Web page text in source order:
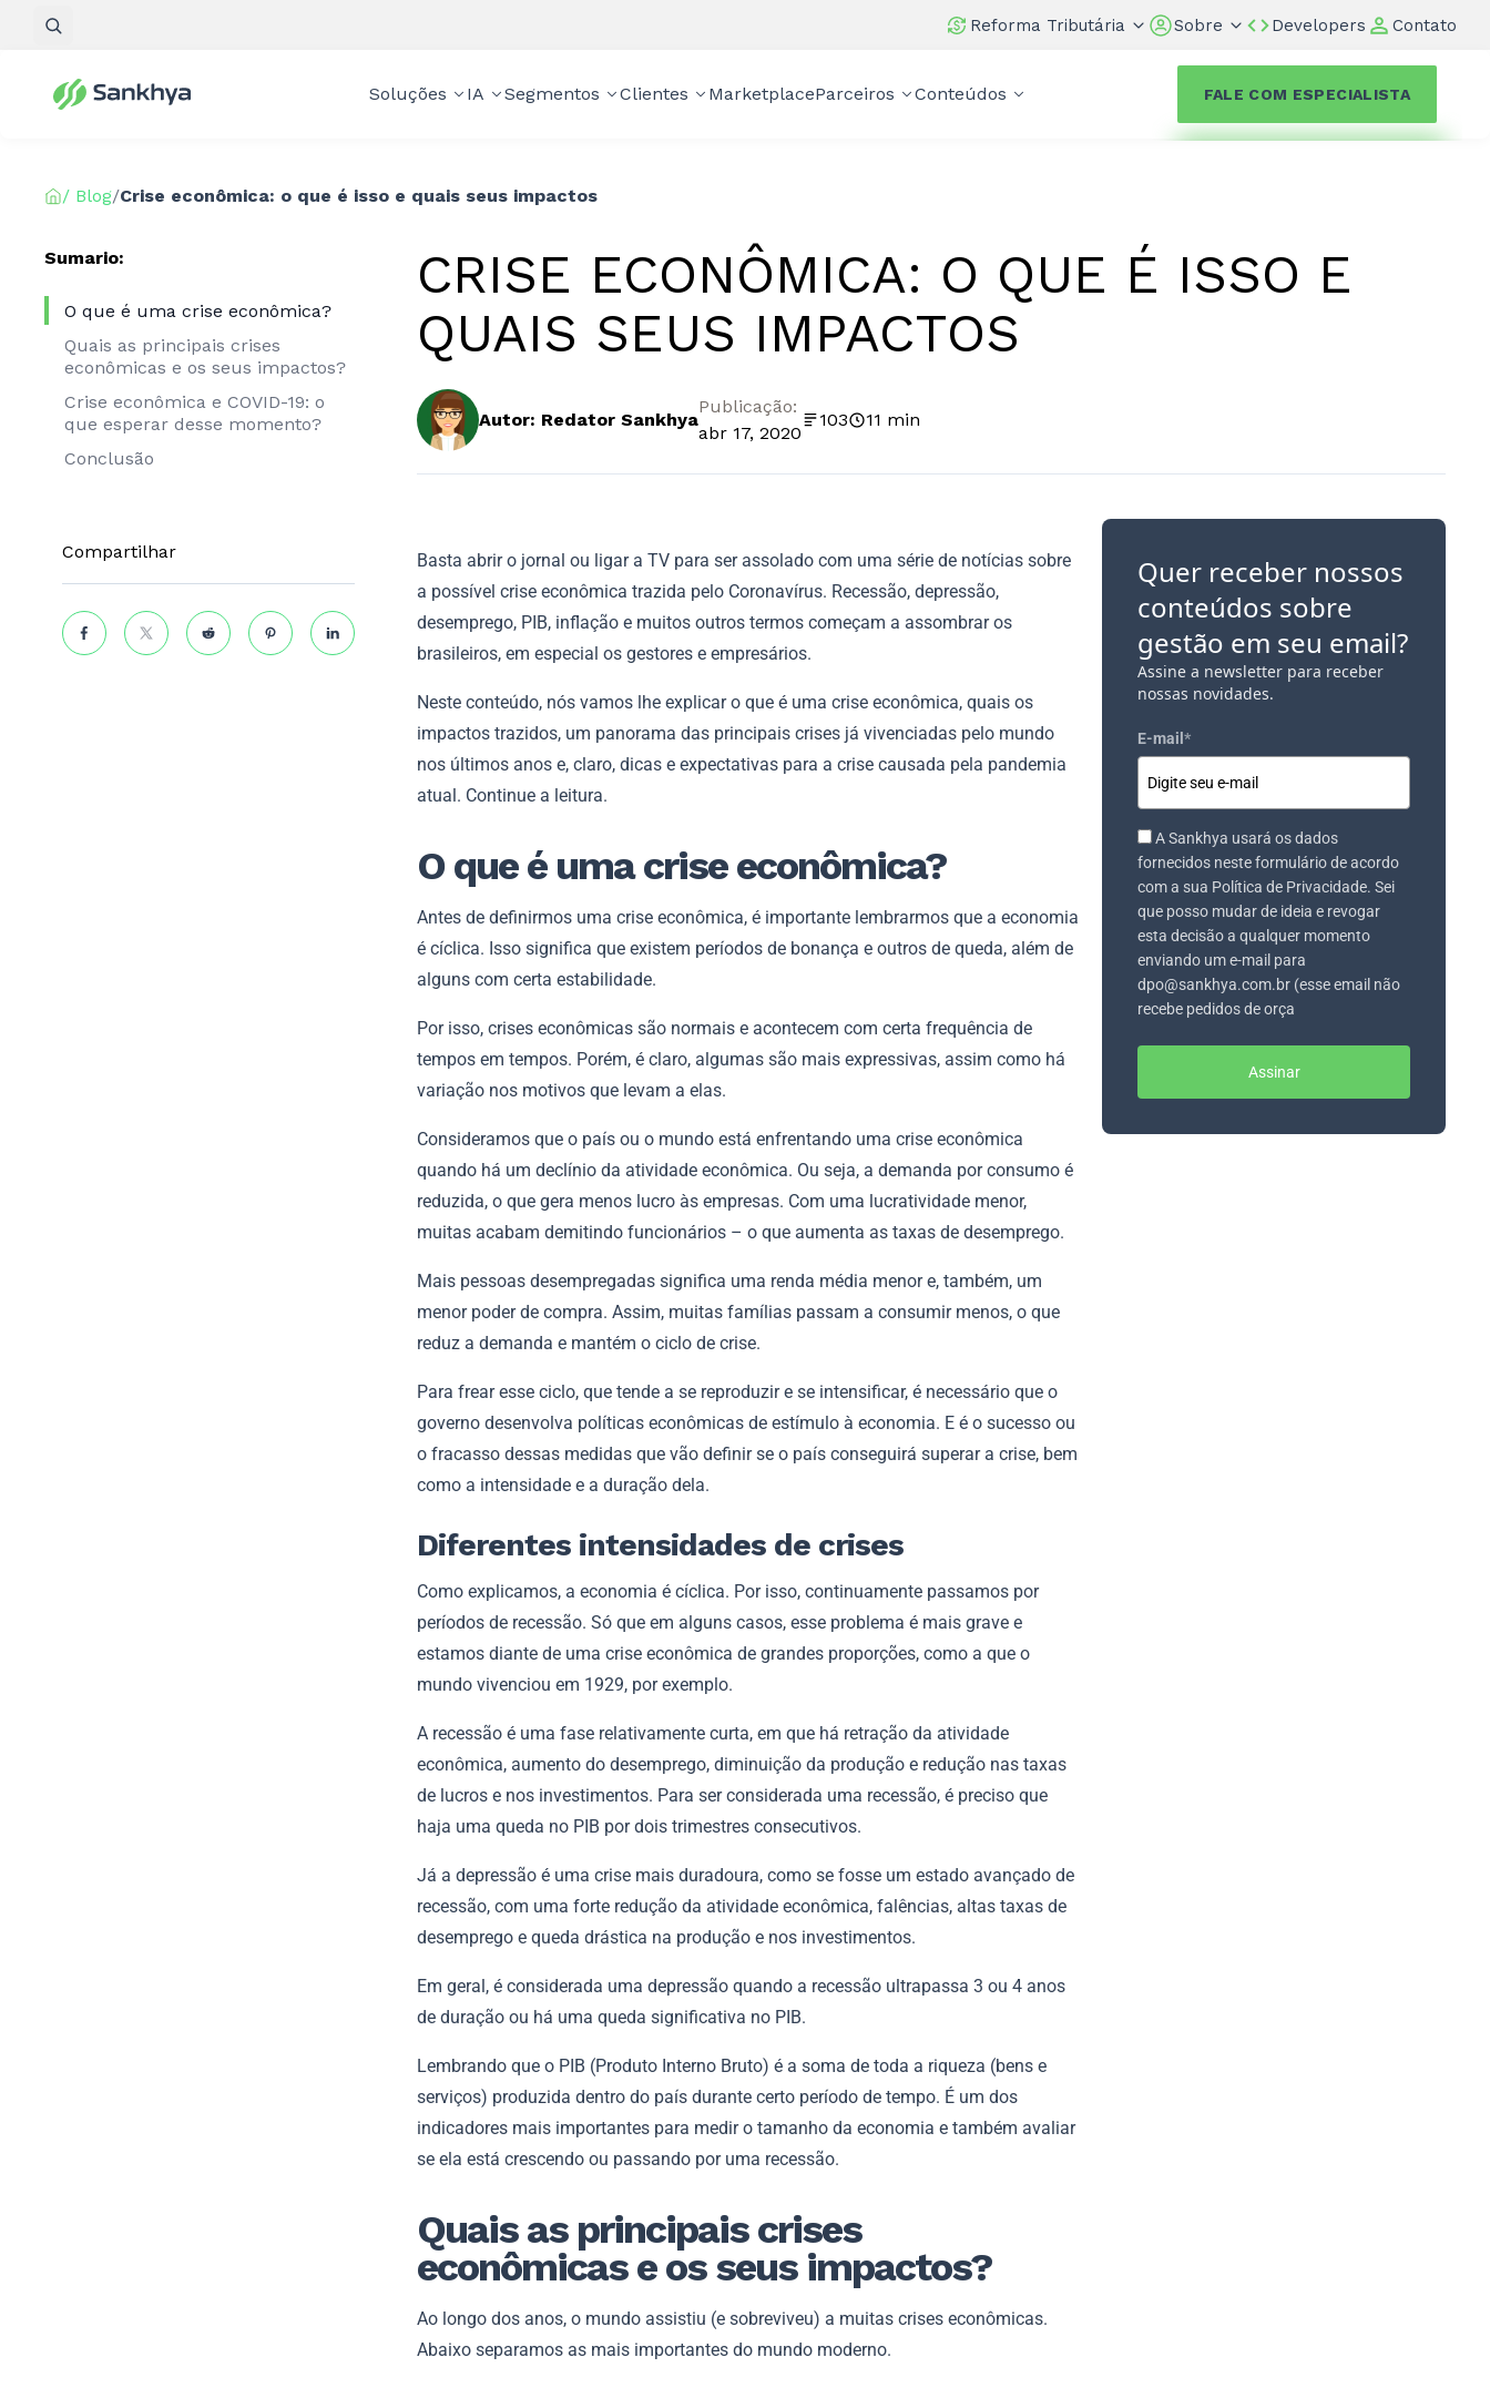
Reforma Tributária Sobre Developers Contato
Soluções IA Segmentos Clientes MarketplaceParceiros Conteúdos FALE COM ESPECIALISTA
/ Blog/Crise econômica: o que é isso e quais seus impactos
Sumario:
O que é uma crise econômica?
Quais as principais crises
econômicas e os seus impactos?
Crise econômica e COVID-19: o
que esperar desse momento?
Conclusão
Compartilhar
CRISE ECONÔMICA: O QUE É ISSO E
QUAIS SEUS IMPACTOS
Autor: Redator Sankhya
Publicação:
abr 17, 2020
103 11 min
Basta abrir o jornal ou ligar a TV para ser assolado com uma série de notícias sobre
a possível crise econômica trazida pelo Coronavírus. Recessão, depressão,
desemprego, PIB, inflação e muitos outros termos começam a assombrar os
brasileiros, em especial os gestores e empresários.
Neste conteúdo, nós vamos lhe explicar o que é uma crise econômica, quais os
impactos trazidos, um panorama das principais crises já vivenciadas pelo mundo
nos últimos anos e, claro, dicas e expectativas para a crise causada pela pandemia
atual. Continue a leitura.
O que é uma crise econômica?
Antes de definirmos uma crise econômica, é importante lembrarmos que a economia
é cíclica. Isso significa que existem períodos de bonança e outros de queda, além de
alguns com certa estabilidade.
Por isso, crises econômicas são normais e acontecem com certa frequência de
tempos em tempos. Porém, é claro, algumas são mais expressivas, assim como há
variação nos motivos que levam a elas.
Consideramos que o país ou o mundo está enfrentando uma crise econômica
quando há um declínio da atividade econômica. Ou seja, a demanda por consumo é
reduzida, o que gera menos lucro às empresas. Com uma lucratividade menor,
muitas acabam demitindo funcionários – o que aumenta as taxas de desemprego.
Mais pessoas desempregadas significa uma renda média menor e, também, um
menor poder de compra. Assim, muitas famílias passam a consumir menos, o que
reduz a demanda e mantém o ciclo de crise.
Para frear esse ciclo, que tende a se reproduzir e se intensificar, é necessário que o
governo desenvolva políticas econômicas de estímulo à economia. E é o sucesso ou
o fracasso dessas medidas que vão definir se o país conseguirá superar a crise, bem
como a intensidade e a duração dela.
Diferentes intensidades de crises
Como explicamos, a economia é cíclica. Por isso, continuamente passamos por
períodos de recessão. Só que em alguns casos, esse problema é mais grave e
estamos diante de uma crise econômica de grandes proporções, como a que o
mundo vivenciou em 1929, por exemplo.
A recessão é uma fase relativamente curta, em que há retração da atividade
econômica, aumento do desemprego, diminuição da produção e redução nas taxas
de lucros e nos investimentos. Para ser considerada uma recessão, é preciso que
haja uma queda no PIB por dois trimestres consecutivos.
Já a depressão é uma crise mais duradoura, como se fosse um estado avançado de
recessão, com uma forte redução da atividade econômica, falências, altas taxas de
desemprego e queda drástica na produção e nos investimentos.
Em geral, é considerada uma depressão quando a recessão ultrapassa 3 ou 4 anos
de duração ou há uma queda significativa no PIB.
Lembrando que o PIB (Produto Interno Bruto) é a soma de toda a riqueza (bens e
serviços) produzida dentro do país durante certo período de tempo. É um dos
indicadores mais importantes para medir o tamanho da economia e também avaliar
se ela está crescendo ou passando por uma recessão.
Quais as principais crises
econômicas e os seus impactos?
Ao longo dos anos, o mundo assistiu (e sobreviveu) a muitas crises econômicas.
Abaixo separamos as mais importantes do mundo moderno.
Quer receber nossos
conteúdos sobre
gestão em seu email?
Assine a newsletter para receber
nossas novidades.
E-mail *
A Sankhya usará os dados
fornecidos neste formulário de acordo
com a sua Política de Privacidade. Sei
que posso mudar de ideia e revogar
esta decisão a qualquer momento
enviando um e-mail para
dpo@sankhya.com.br (esse email não
recebe pedidos de orça
Assinar